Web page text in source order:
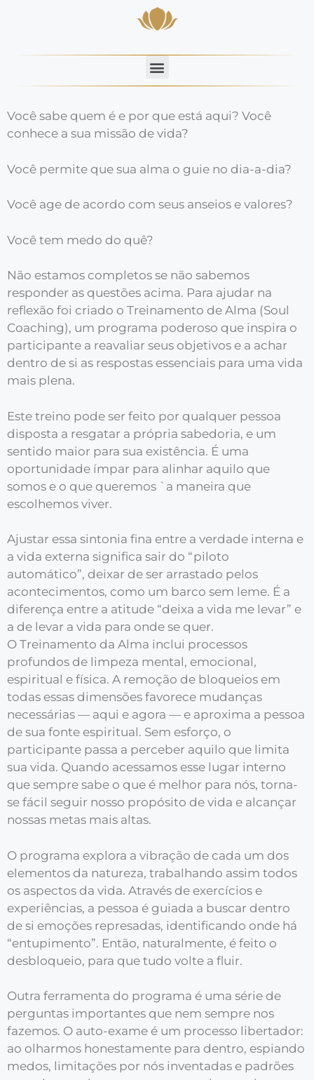
Você sabe quem é e por que está aqui? Você
conhece a sua missão de vida?
Você permite que sua alma o guie no dia-a-dia?
Você age de acordo com seus anseios e valores?
Você tem medo do quê?
Não estamos completos se não sabemos
responder as questões acima. Para ajudar na
reflexão foi criado o Treinamento de Alma (Soul
Coaching), um programa poderoso que inspira o
participante a reavaliar seus objetivos e a achar
dentro de si as respostas essenciais para uma vida
mais plena.
Este treino pode ser feito por qualquer pessoa
disposta a resgatar a própria sabedoria, e um
sentido maior para sua existência. É uma
oportunidade ímpar para alinhar aquilo que
somos e o que queremos `a maneira que
escolhemos viver.
Ajustar essa sintonia fina entre a verdade interna e
a vida externa significa sair do “piloto
automático”, deixar de ser arrastado pelos
acontecimentos, como um barco sem leme. É a
diferença entre a atitude “deixa a vida me levar” e
a de levar a vida para onde se quer.
O Treinamento da Alma inclui processos
profundos de limpeza mental, emocional,
espiritual e física. A remoção de bloqueios em
todas essas dimensões favorece mudanças
necessárias — aqui e agora — e aproxima a pessoa
de sua fonte espiritual. Sem esforço, o
participante passa a perceber aquilo que limita
sua vida. Quando acessamos esse lugar interno
que sempre sabe o que é melhor para nós, torna-
se fácil seguir nosso propósito de vida e alcançar
nossas metas mais altas.
O programa explora a vibração de cada um dos
elementos da natureza, trabalhando assim todos
os aspectos da vida. Através de exercícios e
experiências, a pessoa é guiada a buscar dentro
de si emoções represadas, identificando onde há
“entupimento”. Então, naturalmente, é feito o
desbloqueio, para que tudo volte a fluir.
Outra ferramenta do programa é uma série de
perguntas importantes que nem sempre nos
fazemos. O auto-exame é um processo libertador:
ao olharmos honestamente para dentro, espiando
medos, limitações por nós inventadas e padrões